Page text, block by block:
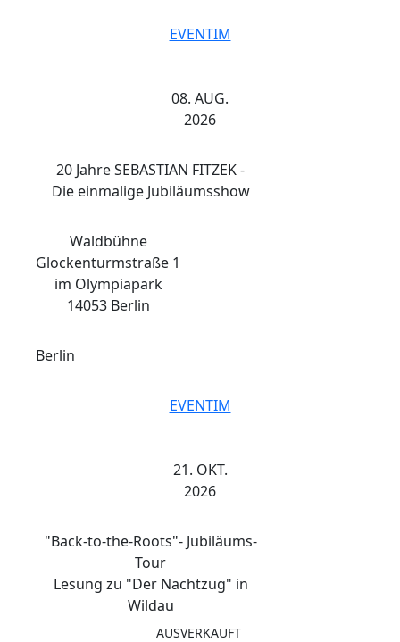
EVENTIM
08. AUG.
2026
20 Jahre SEBASTIAN FITZEK -
Die einmalige Jubiläumsshow
Waldbühne
Glockenturmstraße 1
im Olympiapark
14053 Berlin
Berlin
EVENTIM
21. OKT.
2026
"Back-to-the-Roots"- Jubiläums-
Tour
Lesung zu "Der Nachtzug" in
Wildau
AUSVERKAUFT